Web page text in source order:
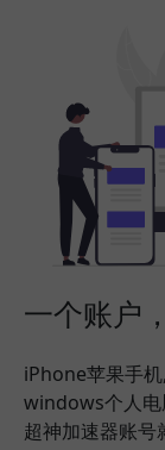
一个账户
iPhone苹果手
windows个人电
超神加速器账号